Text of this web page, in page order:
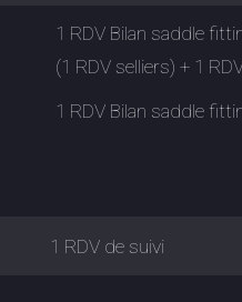
1 RDV Bilan saddle
(1 RDV selliers) + 1
1 RDV Bilan saddle
1 RDV de suivi